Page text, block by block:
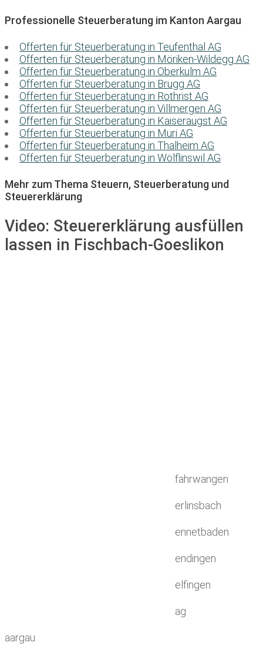
Professionelle Steuerberatung im Kanton Aargau
Offerten für Steuerberatung in Teufenthal AG
Offerten für Steuerberatung in Möriken-Wildegg AG
Offerten für Steuerberatung in Oberkulm AG
Offerten für Steuerberatung in Brugg AG
Offerten für Steuerberatung in Rothrist AG
Offerten für Steuerberatung in Villmergen AG
Offerten für Steuerberatung in Kaiseraugst AG
Offerten für Steuerberatung in Muri AG
Offerten für Steuerberatung in Thalheim AG
Offerten für Steuerberatung in Wölflinswil AG
Mehr zum Thema Steuern, Steuerberatung und
Steuererklärung
Video: Steuererklärung ausfüllen
lassen in Fischbach-Goeslikon
fahrwangen
erlinsbach
ennetbaden
endingen
elfingen
ag
aargau